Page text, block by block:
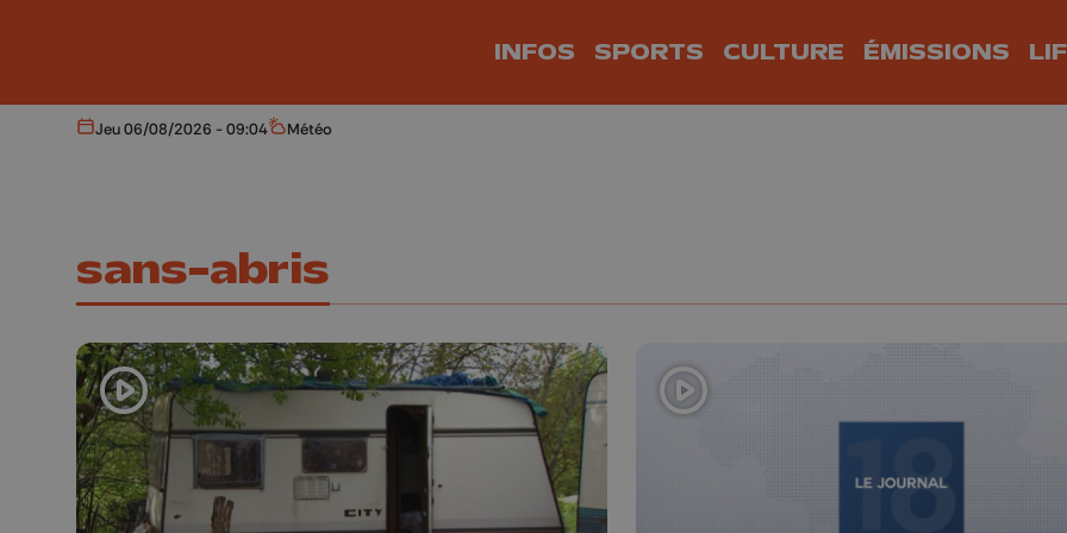
INFOS SPORTS CULTURE ÉMISSIONS
Aujourd'hui
Jeu 06/08/2026 - 09:04 Météo
Météo
sans-abris